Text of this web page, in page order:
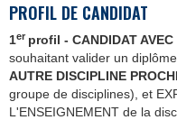
PROFIL DE CANDIDAT
1er profil - CANDIDAT
souhaitant valider un
AUTRE DISCIPLINE
groupe de disciplines), et
L'ENSEIGNEMENT de la